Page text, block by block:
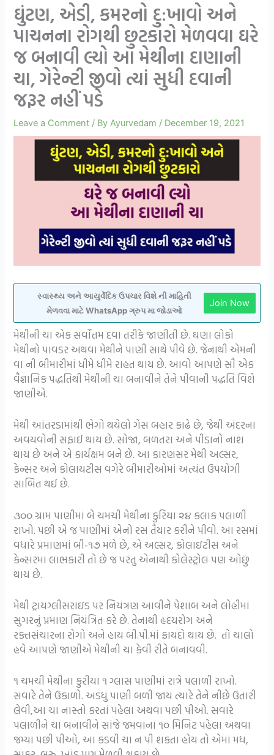
ઘુંટણ, એડી, કમરનો દુ:ખાવો અને
પાચનના રોગથી છુટકારો મેળવવા ઘરે
જ બનાવી લ્યો આ મેથીના દાણાની
ચા, ગેરેન્ટી જીવો ત્યાં સુધી દવાની
જરૂર નહીં પડે
Leave a Comment / ByAyurvedam / December 19, 2021
સ્વાસ્થ્ય અને આયુર્વેદિક ઉપચાર વિશે ની માહિતી
મેળવવા માટે WhatsApp ગ્રુપ મા જોડાઓ
Join Now
મેથીની ચા એક સર્વોત્તમ દવા તરીકે જાણીતી છે. ઘણા લોકો
મેથીનો પાવડર અથવા મેથીને પાણી સાથે પીવે છે. જેનાથી એમની
વા ની બીમારીમાં ધીમે ધીમે રાહત થાય છે. આવો આપણે સૌ એક
વૈજ્ઞાનિક પદ્ધતિથી મેથીની ચા બનાવીને તેને પીવાની પદ્ધતિ વિશે
જાણીએ.
મેથી આંતરડામાંથી ભેગો થયેલો ગેસ બહાર કાઢે છે, જેથી અંદરના
અવયવોની સફાઈ થાય છે. સોજા, બળતરા અને પીડાનો નાશ
થાય છે અને એ કાર્યક્ષમ બને છે. આ કારણસર મેથી અલ્સર,
કેન્સર અને કોલાયટીસ વગેરે બીમારીઓમાં અત્યંત ઉપયોગી
સાબિત થઈ છે.
૩૦૦ ગ્રામ પાણીમાં બે ચમચી મેથીના કુરિયા ૨૪ કલાક પલાળી
રાખો. પછી એ જ પાણીમાં એનો રસ તૈયાર કરીને પીવો. આ રસમાં
વધારે પ્રમાણમાં બી-૧૭ મળે છે, એ અલ્સર, કોલાઇટીસ અને
કેન્સરમાં લાભકારી તો છે જ પરંતુ એનાથી કોલેસ્ટ્રોલ પણ ઓછું
થાય છે.
મેથી ટ્રાયગ્લીસરાઇડ પર નિયંત્રણ આવીને પેશાબ અને લોહીમાં
સુગરનું પ્રમાણ નિયંત્રિત કરે છે. તેનાથી હૃદયરોગ અને
રક્તસંચારના રોગો અને હાય બી.પી.માં ફાયદો થાય છે. તો ચાલો
હવે આપણે જાણીએ મેથીની ચા કેવી રીતે બનાવવી.
૧ ચમચી મેથીના કુરીયા ૧ ગ્લાસ પાણીમાં રાત્રે પલાળી રાખો.
સવારે તેને ઉકાળો. અડધું પાણી બળી જાય ત્યારે તેને નીછે ઉતારી
લેવી,આ ચા નાસ્તો કરતાં પહેલા અથવા પછી પીઓ. સવારે
પલાળીને ચા બનાવીને સાંજે જમવાના ૧૦ મિનિટ પહેલા અથવા
જમ્યા પછી પીઓ, આ કડવી ચા ન પી શકતા હોય તો એમાં મધ,